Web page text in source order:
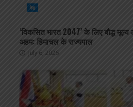
देश
‘विकसित भारत 2047’ के लिए बौद्ध
अहम: हिमाचल के राज्यपाल
July 6, 2026